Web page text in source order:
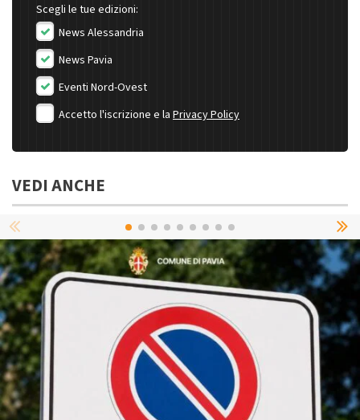
Scegli le tue edizioni:
News Alessandria
News Pavia
Eventi Nord-Ovest
Accetto l'iscrizione e la Privacy Policy
VEDI ANCHE